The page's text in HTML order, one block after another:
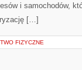
i samochodów,
[…]
FIZYCZNE